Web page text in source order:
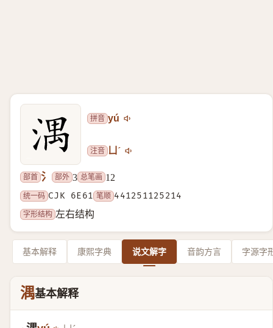
拼音 yú
注音 ㄩˊ
部首 氵 部外 3 总笔画 12
统一码 CJK 6E61 笔顺 441251125214
字形结构 左右结构
基本解释 康熙字典 说文解字 音韵方言 字源字
湡基本解释